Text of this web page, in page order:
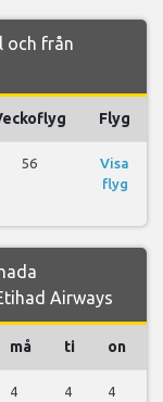
och från
Flyg
56
Visa
flyg
Airways
må ti on
4 4 4